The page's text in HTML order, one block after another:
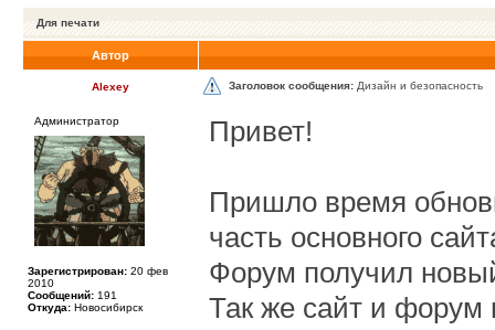
Для печати
Автор
Alexey Заголовок сообщения: Дизайн и безопасность
Администратор
Зарегистрирован: 20 фев
2010
Сообщений: 191
Откуда: Новосибирск
Привет!
Пришло время
часть основного
Форум получил
Так же сайт и форум